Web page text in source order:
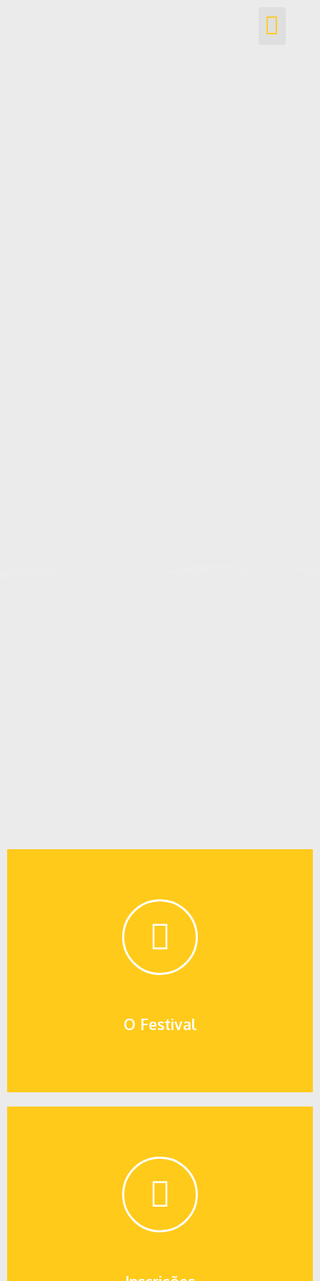
O Festival
O Festival Itinerante da Música Brasileira tem sua
segunda edição. É um evento competitivo de
composições inéditas, e tem como principal
característica acontecer todo ano em algum lugar
diferente. Em 2023 será dias 03 e 04 de novembro, na